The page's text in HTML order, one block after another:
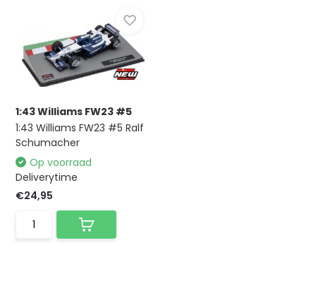
1:43 Williams FW23 #5
1:43 Williams FW23 #5 Ralf
Schumacher
Op voorraad
Deliverytime
€24,95